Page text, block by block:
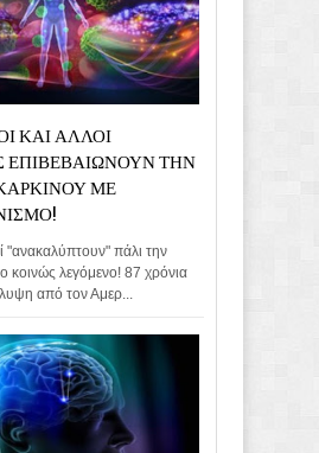
ΚΑΙ ΑΛΛΟΙ
ΕΠΙΒΕΒΑΙΩΝΟΥΝ ΤΗΝ
ΜΕ
"ανακαλύπτουν" πάλι την
κοινώς λεγόμενο! 87 χρόνια
από τον Αμερ...